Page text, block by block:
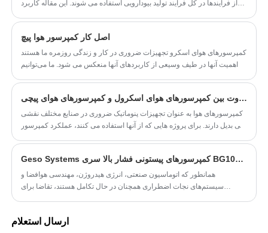
از فرآیندها در کل فرآیند تولید بیودارویی استفاده می شوند. این مقاله کاربرد
اصل کار کمپرسور هوا پیچ
کمپرسورهای هوای اسکرو تجهیزات ضروری در کار و زندگی روزمره ما هستند
که اهمیت آنها در طیف وسیعی از کاربردهای آنها منعکس می شود. ما می‌توانیم
چاپ و رنگرزی پارچه پیدا کنیم. در این مقاله کمپرسورهای هوا اسکرو Geso با
اصل کار و ویژگی‌های آن‌ها معرفی می‌شود.
تفاوت بین کمپرسورهای هوای اسکرول و کمپرسورهای هوای پیچی
کمپرسورهای هوا به عنوان تجهیزات پنوماتیک ضروری در صنایع مختلف نقشی
بی بدیل دارند. برای پروژه هایی که از آنها استفاده می کنند، عملکرد کمپرسور
کدام نوع برای پروژه من مناسب تر است؟ برای کمک به شرکت‌ها در انتخاب
مناسب‌ترین کمپرسور هوا، این مقاله به تفاوت‌های بین کمپرسورهای هوای
اسکرول و کمپرسورهای هوای چرخشی می‌پردازد.
Geso Systems کمپرسورهای پیستونی فشار بالا سری BG100-600 را راه اندازی می کند: فشار حداکثر 350 بار با نظارت از راه دور IoT
همانطور که اتوماسیون صنعتی، انرژی هیدروژن، مهندسی هوافضا و
سیستم‌های نجات اضطراری همچنان در حال تکامل هستند، تقاضا برای
نهاد ["شرکت"، "Geso Systems"، "سازنده کمپرسور هوای صنعتی"] به طور
ارسال استعلام